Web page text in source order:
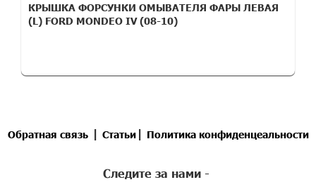
КРЫШКА ФОРСУНКИ ОМЫВАТЕЛЯ ФАРЫ ЛЕВАЯ
(L) FORD MONDEO IV (08-10)
Обратная связь| Статьи| Политика конфиденцеальности
Следите за нами -